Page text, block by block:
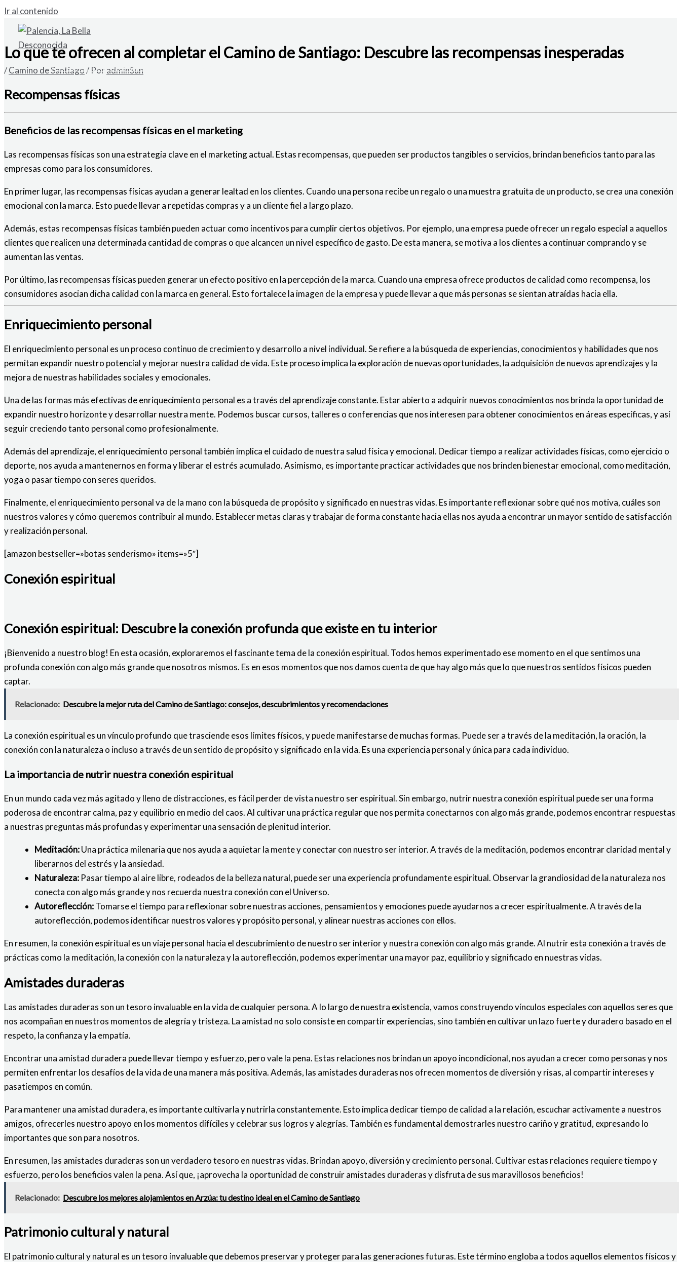
Ir al contenido
VENDO SOLAR URBANO EN CARDAÑO DE ABAJO
Lo que te ofrecen al completar el Camino de Santiago: Descubre las recompensas inesperadas
/Camino de Santiago/ PoradminSun
Recompensas físicas
Beneficios de las recompensas físicas en el marketing
Las recompensas físicas son una estrategia clave en el marketing actual. Estas recompensas, que pueden ser productos tangibles o servicios, brindan beneficios tanto para las
empresas como para los consumidores.
En primer lugar, las recompensas físicas ayudan a generar lealtad en los clientes. Cuando una persona recibe un regalo o una muestra gratuita de un producto, se crea una conexión
emocional con la marca. Esto puede llevar a repetidas compras y a un cliente fiel a largo plazo.
Además, estas recompensas físicas también pueden actuar como incentivos para cumplir ciertos objetivos. Por ejemplo, una empresa puede ofrecer un regalo especial a aquellos
clientes que realicen una determinada cantidad de compras o que alcancen un nivel específico de gasto. De esta manera, se motiva a los clientes a continuar comprando y se
aumentan las ventas.
Por último, las recompensas físicas pueden generar un efecto positivo en la percepción de la marca. Cuando una empresa ofrece productos de calidad como recompensa, los
consumidores asocian dicha calidad con la marca en general. Esto fortalece la imagen de la empresa y puede llevar a que más personas se sientan atraídas hacia ella.
Enriquecimiento personal
El enriquecimiento personal es un proceso continuo de crecimiento y desarrollo a nivel individual. Se refiere a la búsqueda de experiencias, conocimientos y habilidades que nos
permitan expandir nuestro potencial y mejorar nuestra calidad de vida. Este proceso implica la exploración de nuevas oportunidades, la adquisición de nuevos aprendizajes y la
mejora de nuestras habilidades sociales y emocionales.
Una de las formas más efectivas de enriquecimiento personal es a través del aprendizaje constante. Estar abierto a adquirir nuevos conocimientos nos brinda la oportunidad de
expandir nuestro horizonte y desarrollar nuestra mente. Podemos buscar cursos, talleres o conferencias que nos interesen para obtener conocimientos en áreas específicas, y así
seguir creciendo tanto personal como profesionalmente.
Además del aprendizaje, el enriquecimiento personal también implica el cuidado de nuestra salud física y emocional. Dedicar tiempo a realizar actividades físicas, como ejercicio o
deporte, nos ayuda a mantenernos en forma y liberar el estrés acumulado. Asimismo, es importante practicar actividades que nos brinden bienestar emocional, como meditación,
yoga o pasar tiempo con seres queridos.
Finalmente, el enriquecimiento personal va de la mano con la búsqueda de propósito y significado en nuestras vidas. Es importante reflexionar sobre qué nos motiva, cuáles son
nuestros valores y cómo queremos contribuir al mundo. Establecer metas claras y trabajar de forma constante hacia ellas nos ayuda a encontrar un mayor sentido de satisfacción
y realización personal.
[amazon bestseller=»botas senderismo» items=»5″]
Conexión espiritual
Conexión espiritual: Descubre la conexión profunda que existe en tu interior
¡Bienvenido a nuestro blog! En esta ocasión, exploraremos el fascinante tema de la conexión espiritual. Todos hemos experimentado ese momento en el que sentimos una
profunda conexión con algo más grande que nosotros mismos. Es en esos momentos que nos damos cuenta de que hay algo más que lo que nuestros sentidos físicos pueden
captar.
Relacionado: Descubre la mejor ruta del Camino de Santiago: consejos, descubrimientos y recomendaciones
La conexión espiritual es un vínculo profundo que trasciende esos límites físicos, y puede manifestarse de muchas formas. Puede ser a través de la meditación, la oración, la
conexión con la naturaleza o incluso a través de un sentido de propósito y significado en la vida. Es una experiencia personal y única para cada individuo.
La importancia de nutrir nuestra conexión espiritual
En un mundo cada vez más agitado y lleno de distracciones, es fácil perder de vista nuestro ser espiritual. Sin embargo, nutrir nuestra conexión espiritual puede ser una forma
poderosa de encontrar calma, paz y equilibrio en medio del caos. Al cultivar una práctica regular que nos permita conectarnos con algo más grande, podemos encontrar respuestas
a nuestras preguntas más profundas y experimentar una sensación de plenitud interior.
Meditación:Una práctica milenaria que nos ayuda a aquietar la mente y conectar con nuestro ser interior. A través de la meditación, podemos encontrar claridad mental y
liberarnos del estrés y la ansiedad.
Naturaleza: Pasar tiempo al aire libre, rodeados de la belleza natural, puede ser una experiencia profundamente espiritual. Observar la grandiosidad de la naturaleza nos
conecta con algo más grande y nos recuerda nuestra conexión con el Universo.
Autoreflección:Tomarse el tiempo para reflexionar sobre nuestras acciones, pensamientos y emociones puede ayudarnos a crecer espiritualmente. A través de la
autoreflección, podemos identificar nuestros valores y propósito personal, y alinear nuestras acciones con ellos.
En resumen, la conexión espiritual es un viaje personal hacia el descubrimiento de nuestro ser interior y nuestra conexión con algo más grande. Al nutrir esta conexión a través de
prácticas como la meditación, la conexión con la naturaleza y la autoreflección, podemos experimentar una mayor paz, equilibrio y significado en nuestras vidas.
Amistades duraderas
Las amistades duraderas son un tesoro invaluable en la vida de cualquier persona. A lo largo de nuestra existencia, vamos construyendo vínculos especiales con aquellos seres que
nos acompañan en nuestros momentos de alegría y tristeza. La amistad no solo consiste en compartir experiencias, sino también en cultivar un lazo fuerte y duradero basado en el
respeto, la confianza y la empatía.
Encontrar una amistad duradera puede llevar tiempo y esfuerzo, pero vale la pena. Estas relaciones nos brindan un apoyo incondicional, nos ayudan a crecer como personas y nos
permiten enfrentar los desafíos de la vida de una manera más positiva. Además, las amistades duraderas nos ofrecen momentos de diversión y risas, al compartir intereses y
pasatiempos en común.
Para mantener una amistad duradera, es importante cultivarla y nutrirla constantemente. Esto implica dedicar tiempo de calidad a la relación, escuchar activamente a nuestros
amigos, ofrecerles nuestro apoyo en los momentos difíciles y celebrar sus logros y alegrías. También es fundamental demostrarles nuestro cariño y gratitud, expresando lo
importantes que son para nosotros.
En resumen, las amistades duraderas son un verdadero tesoro en nuestras vidas. Brindan apoyo, diversión y crecimiento personal. Cultivar estas relaciones requiere tiempo y
esfuerzo, pero los beneficios valen la pena. Así que, ¡aprovecha la oportunidad de construir amistades duraderas y disfruta de sus maravillosos beneficios!
Relacionado: Descubre los mejores alojamientos en Arzúa: tu destino ideal en el Camino de Santiago
Patrimonio cultural y natural
El patrimonio cultural y natural es un tesoro invaluable que debemos preservar y proteger para las generaciones futuras. Este término engloba a todos aquellos elementos físicos y